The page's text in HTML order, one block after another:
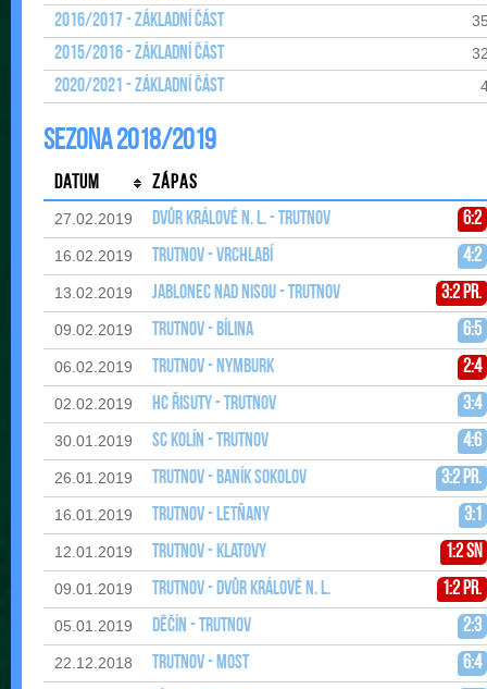
2016/2017 - Základní část
2015/2016 - Základní část
2020/2021 - Základní část
Sezona 2018/2019
Datum Zápas
27.02.2019 Dvůr Králové n. L. - Trutnov 6:2
16.02.2019 Trutnov - Vrchlabí 4:2
13.02.2019 Jablonec nad Nisou - Trutnov 3:2 pr.
09.02.2019 Trutnov - Bílina 6:5
06.02.2019 Trutnov - Nymburk 2:4
02.02.2019 HC Řisuty - Trutnov 3:4
30.01.2019 SC Kolín - Trutnov 4:6
26.01.2019 Trutnov - Baník Sokolov 3:2 pr.
16.01.2019 Trutnov - Letňany 3:1
12.01.2019 Trutnov - Klatovy 1:2 sn
09.01.2019 Trutnov - Dvůr Králové n. L. 1:2 pr.
05.01.2019 Děčín - Trutnov 2:3
22.12.2018 Trutnov - Most 6:4